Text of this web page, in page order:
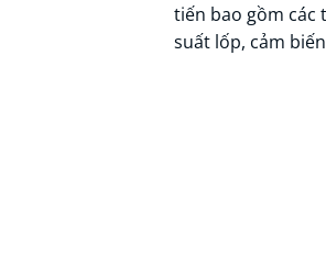
tiến bao gồm các
suất lốp, cảm